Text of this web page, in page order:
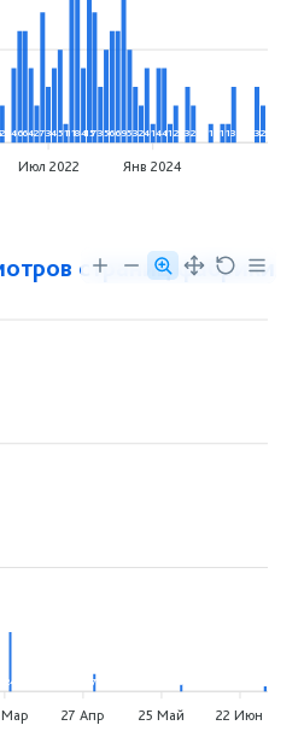
4664273451118415735669532414412 32 1 1 13 32
Июл 2022 Янв 2024
страниц фабрики
24 7
27 Апр 25 Май 22 Июн